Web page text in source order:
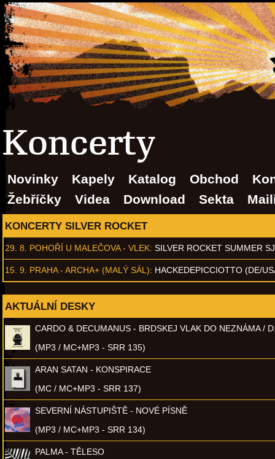
Koncerty
Novinky Kapely Katalog Obchod
Žebříčky
Videa Download Sekta
KONCERTY SILVER ROCKET
29. 8. POHOŘÍ U MALEČOVA - VLEK: SILVER ROCKET SUMMER
15. 9. PRAHA - ARCHA+ (MALÝ SÁL): HACKEDEPICCIOTTO (DE/
AKTUÁLNÍ DESKY
CARDO & DECUMANUS - BRDSKEJ VLAK DO NEZNÁMA /
(MP3 / MC+MP3 - SRR 135)
ARAN SATAN - KONSPIRACE
(MC / MC+MP3 - SRR 137)
SEVERNÍ NÁSTUPIŠTĚ - NOVÉ PÍSNĚ
(MP3 / MC+MP3 - SRR 134)
PALMA - TĚLESO